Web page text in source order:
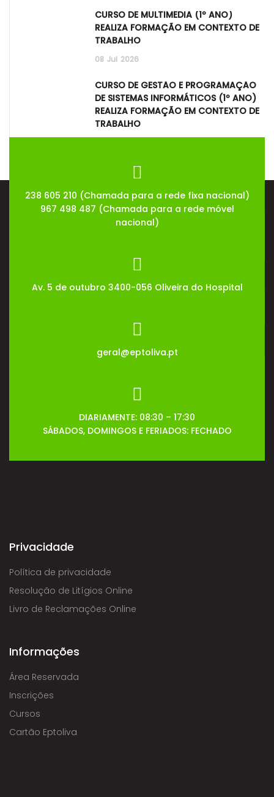
CURSO DE MULTIMÉDIA (1º ANO)
REALIZA FORMAÇÃO EM CONTEXTO DE
TRABALHO
08 Jul 2026
CURSO DE GESTÃO E PROGRAMAÇÃO
DE SISTEMAS INFORMÁTICOS (1º ANO)
REALIZA FORMAÇÃO EM CONTEXTO DE
TRABALHO
238 605 210 (Chamada para a rede fixa nacional)
967 498 487 (Chamada para a rede móvel
nacional)
Av. 5 de outubro 3400-056 Oliveira do Hospital
geral@eptoliva.pt
DIARIAMENTE: 08:30 – 17:30
SÁBADOS, DOMINGOS E FERIADOS: FECHADO
Privacidade
Política de privacidade
Resolução de Litígios Online
Livro de Reclamações Online
Informações
Área Reservada
Inscrições
Cursos
Cartão Eptoliva